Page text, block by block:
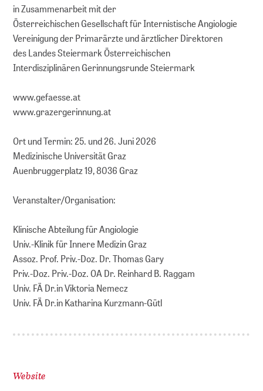
in Zusammenarbeit mit der
Österreichischen Gesellschaft für Internistische Angiologie
Vereinigung der Primarärzte und ärztlicher Direktoren
des Landes Steiermark Österreichischen
Interdisziplinären Gerinnungsrunde Steiermark
www.gefaesse.at
www.grazergerinnung.at
Ort und Termin: 25. und 26. Juni 2026
Medizinische Universität Graz
Auenbruggerplatz 19, 8036 Graz
Veranstalter/Organisation:
Klinische Abteilung für Angiologie
Univ.-Klinik für Innere Medizin Graz
Assoz. Prof. Priv.-Doz. Dr. Thomas Gary
Priv.-Doz. Priv.-Doz. OA Dr. Reinhard B. Raggam
Univ. FÄ Dr.in Viktoria Nemecz
Univ. FÄ Dr.in Katharina Kurzmann-Gütl
Website